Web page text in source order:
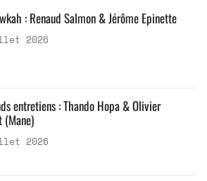
: Renaud Salmon & Jérôme Epinette
2026
entretiens : Thando Hopa & Olivier
(Mane)
2026